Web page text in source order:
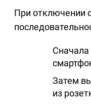
При отключении
Сначала
Затем
из